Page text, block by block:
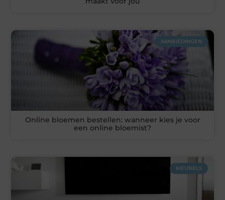
AANBIEDINGEN
Online bloemen bestellen: wanneer kies je voor
een online bloemist?
MEUBELS